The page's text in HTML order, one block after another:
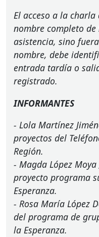
El acceso a la
nombre completo
asistencia, sino
nombre, debe
entrada tardía o
registrado.
INFORMANTES
- Lola Martínez
proyectos del
Región.
- Magda López Moya
proyecto programa
Esperanza.
- Rosa María López
del programa de
la Esperanza.